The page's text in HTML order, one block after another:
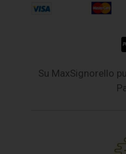
Su MaxSignorello